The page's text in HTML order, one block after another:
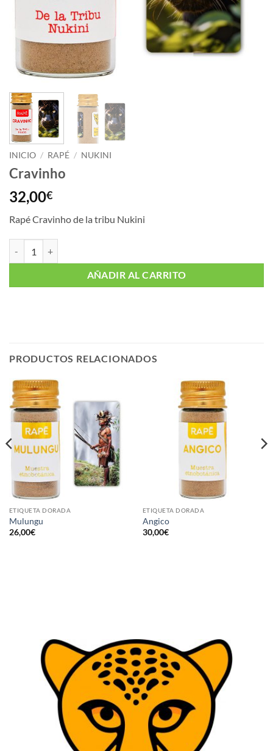
INICIO / RAPÉ / NUKINI
Cravinho
32,00€
Rapé Cravinho de la tribu Nukini
AÑADIR AL CARRITO
PRODUCTOS RELACIONADOS
ETIQUETA DORADA
Mulungu
26,00€
ETIQUETA DORADA
Angico
30,00€